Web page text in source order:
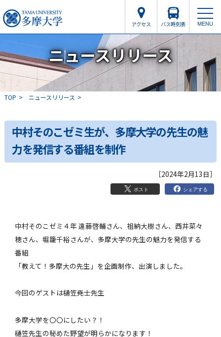
アクセス バス時刻表 MENU
ニュースリリース
TOP ニュースリリース
中村そのこゼミ生が、多摩大学の先生の魅
力を発信する番組を制作
［2024年2月13日］
ポスト シェアする
中村そのこゼミ４年 遠藤啓輔さん、祖納大樹さん、西井菜々
穂さん、堀籠千裕さんが、多摩大学の先生の魅力を発信する
番組
「教えて！多摩大の先生」を企画制作、出演しました。
今回のゲストは樋笠尭士先生
多摩大学を〇〇にしたい？！
樋笠先生の秘めた野望が明らかになります！